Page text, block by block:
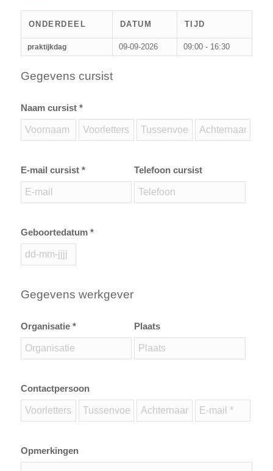
ONDERDEEL DATUM TIJD
praktijkdag 09-09-2026 09:00 - 16:30
Gegevens cursist
Naam cursist *
E-mail cursist * Telefoon cursist
Geboortedatum *
Gegevens werkgever
Organisatie * Plaats
Contactpersoon
Opmerkingen